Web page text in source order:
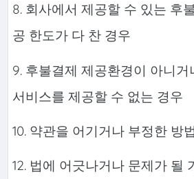
8. 회사에서 제공할 수 있는 후
공 한도가 다 찬 경우
9. 후불결제 제공환경이 아니거
서비스를 제공할 수 없는 경우
10. 약관을 어기거나 부정한 방
12. 법에 어긋나거나 문제가 될